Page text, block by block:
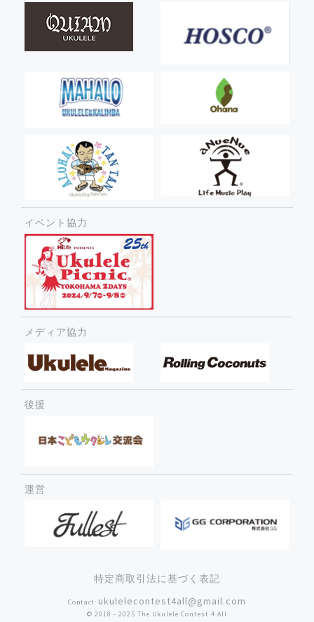
イベント協力
メディア協力
後援
運営
特定商取引法に基づく表記
Contact: ukulelecontest4all@gmail.com
©︎ 2018 - 2025 The Ukulele Contest 4 All